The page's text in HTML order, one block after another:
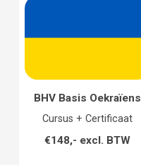
BHV Basis Oekraïens
Cursus + Certificaat
€148,- excl. BTW